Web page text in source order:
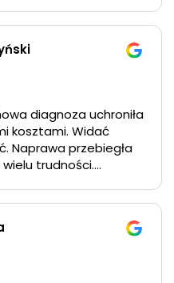
diagnoza uchroniła
kosztami. Widać
Naprawa przebiegła
trudności.